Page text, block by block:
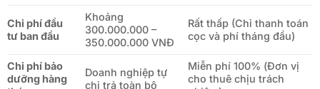
Chi phí đầu
tư ban đầu
Khoảng
300.000.000 –
350.000.000 VNĐ
Rất thấp (Chỉ thanh toán
cọc và phí tháng đầu)
Chi phí bảo
dưỡng hàng
Doanh nghiệp tự
chi trả toàn bộ
Miễn phí 100% (Đơn vị
cho thuê chịu trách